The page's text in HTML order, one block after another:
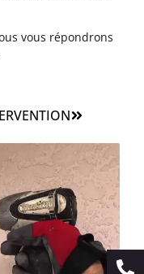
vous répondrons